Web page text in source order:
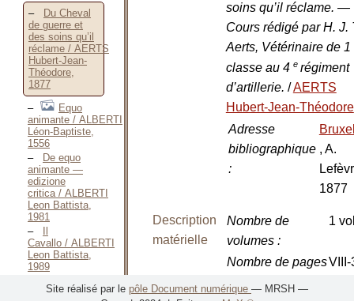
Du Cheval
de guerre et
des soins qu’il
réclame / AERTS
Hubert-Jean-
Théodore,
1877
Equo
animante / ALBERTI
Léon-Baptiste,
1556
De equo
animante —
edizione
critica / ALBERTI
Leon Battista,
1981
Il
Cavallo / ALBERTI
Leon Battista,
1989
vivo —
soins qu’il réclame. —
Cours rédigé par H. J.
Aerts, Vétérinaire de 1
classe au 4 e régiment
d’artillerie. /AERTS
Hubert-Jean-Théodore
Adresse
bibliographique
:
, A.
1877
Description
matérielle
Nombre de
volumes:
1
Nombre de pagesVIII-
Site réalisé par le pôle Document numérique — MRSH —